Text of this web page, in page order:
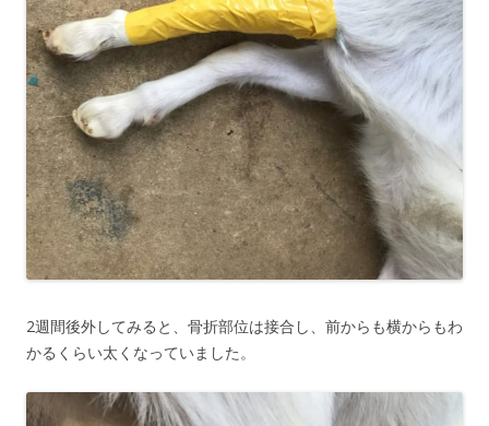
2週間後外してみると、骨折部位は接合し、前からも横からもわ
かるくらい太くなっていました。